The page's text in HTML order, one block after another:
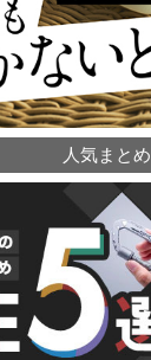
人気まとめ